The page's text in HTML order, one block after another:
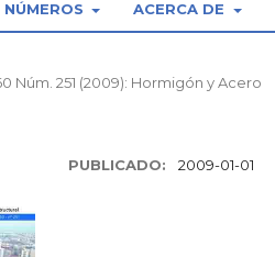
NÚMEROS ACERCA DE
Núm. 251 (2009): Hormigón y Acero
PUBLICADO: 2009-01-01